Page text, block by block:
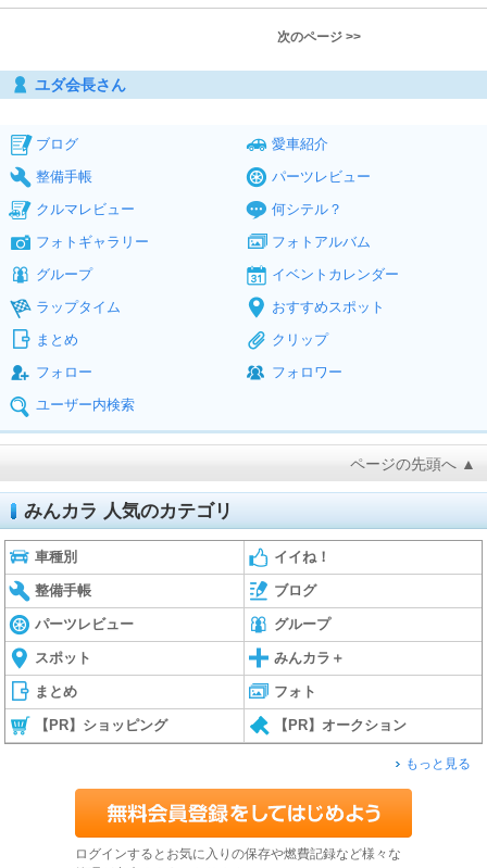
次のページ >>
ユダ会長さん
ブログ
愛車紹介
整備手帳
パーツレビュー
クルマレビュー
何シテル？
フォトギャラリー
フォトアルバム
グループ
イベントカレンダー
ラップタイム
おすすめスポット
まとめ
クリップ
フォロー
フォロワー
ユーザー内検索
ページの先頭へ ▲
みんカラ 人気のカテゴリ
車種別 イイね！
整備手帳 ブログ
パーツレビュー グループ
スポット みんカラ＋
まとめ フォト
【PR】ショッピング 【PR】オークション
もっと見る
ログインするとお気に入りの保存や燃費記録など様々な